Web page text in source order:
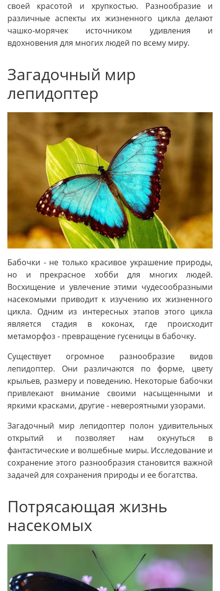
своей красотой и хрупкостью. Разнообразие и
различные аспекты их жизненного цикла делают
чашко-морячек источником удивления и
вдохновения для многих людей по всему миру.
Загадочный мир
лепидоптер
Бабочки - не только красивое украшение природы,
но и прекрасное хобби для многих людей.
Восхищение и увлечение этими чудесообразными
насекомыми приводит к изучению их жизненного
цикла. Одним из интересных этапов этого цикла
является стадия в коконах, где происходит
метаморфоз - превращение гусеницы в бабочку.
Существует огромное разнообразие видов
лепидоптер. Они различаются по форме, цвету
крыльев, размеру и поведению. Некоторые бабочки
привлекают внимание своими насыщенными и
яркими красками, другие - невероятными узорами.
Загадочный мир лепидоптер полон удивительных
открытий и позволяет нам окунуться в
фантастические и волшебные миры. Исследование и
сохранение этого разнообразия становится важной
задачей для сохранения природы и ее богатства.
Потрясающая жизнь
насекомых